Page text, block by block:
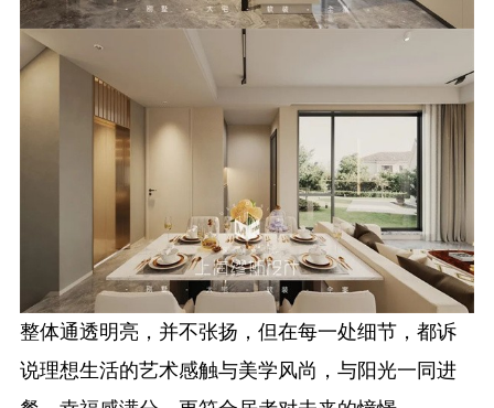
整体通透明亮，并不张扬，但在每一处细节，都诉
说理想生活的艺术感触与美学风尚，与阳光一同进